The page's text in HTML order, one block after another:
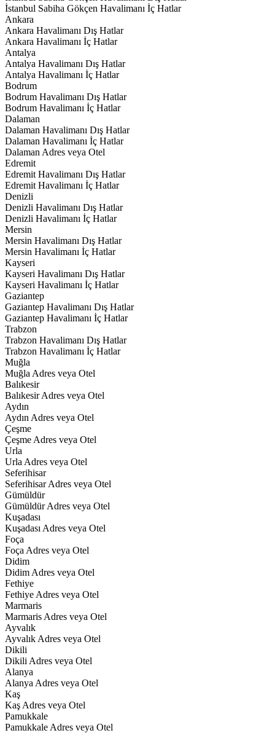
İstanbul Sabiha Gökçen Havalimanı İç Hatlar
Ankara
Ankara Havalimanı Dış Hatlar
Ankara Havalimanı İç Hatlar
Antalya
Antalya Havalimanı Dış Hatlar
Antalya Havalimanı İç Hatlar
Bodrum
Bodrum Havalimanı Dış Hatlar
Bodrum Havalimanı İç Hatlar
Dalaman
Dalaman Havalimanı Dış Hatlar
Dalaman Havalimanı İç Hatlar
Dalaman Adres veya Otel
Edremit
Edremit Havalimanı Dış Hatlar
Edremit Havalimanı İç Hatlar
Denizli
Denizli Havalimanı Dış Hatlar
Denizli Havalimanı İç Hatlar
Mersin
Mersin Havalimanı Dış Hatlar
Mersin Havalimanı İç Hatlar
Kayseri
Kayseri Havalimanı Dış Hatlar
Kayseri Havalimanı İç Hatlar
Gaziantep
Gaziantep Havalimanı Dış Hatlar
Gaziantep Havalimanı İç Hatlar
Trabzon
Trabzon Havalimanı Dış Hatlar
Trabzon Havalimanı İç Hatlar
Muğla
Muğla Adres veya Otel
Balıkesir
Balıkesir Adres veya Otel
Aydın
Aydın Adres veya Otel
Çeşme
Çeşme Adres veya Otel
Urla
Urla Adres veya Otel
Seferihisar
Seferihisar Adres veya Otel
Gümüldür
Gümüldür Adres veya Otel
Kuşadası
Kuşadası Adres veya Otel
Foça
Foça Adres veya Otel
Didim
Didim Adres veya Otel
Fethiye
Fethiye Adres veya Otel
Marmaris
Marmaris Adres veya Otel
Ayvalık
Ayvalık Adres veya Otel
Dikili
Dikili Adres veya Otel
Alanya
Alanya Adres veya Otel
Kaş
Kaş Adres veya Otel
Pamukkale
Pamukkale Adres veya Otel